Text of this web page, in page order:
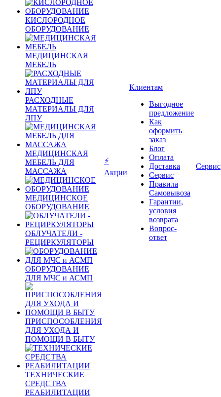
КИСЛОРОДНОЕ
ОБОРУДОВАНИЕ
МЕДИЦИНСКАЯ
МЕБЕЛЬ
РАСХОДНЫЕ
МАТЕРИАЛЫ ДЛЯ
ЛПУ
МЕДИЦИНСКАЯ
МЕБЕЛЬ ДЛЯ
МАССАЖА
МЕДИЦИНСКОЕ
ОБОРУДОВАНИЕ
ОБЛУЧАТЕЛИ -
РЕЦИРКУЛЯТОРЫ
ОБОРУДОВАНИЕ
ДЛЯ МЧС и АСМП
ПРИСПОСОБЛЕНИЯ
ДЛЯ УХОДА И
ПОМОЩИ В БЫТУ
ТЕХНИЧЕСКИЕ
СРЕДСТВА
РЕАБИЛИТАЦИИ
⚡
Акции
Клиентам
Выгодное
предложение
Как
оформить
заказ
Блог
Оплата
Доставка
Сервис
Правила
Самовывоза
Гарантии,
условия
возврата
Вопрос-
ответ
Сервис